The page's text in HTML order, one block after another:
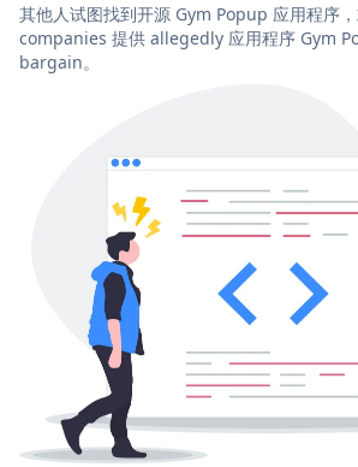
其他人试图找到开源 Gym Popup 应用程序
companies 提供 allegedly 应用程序 Gym
bargain。